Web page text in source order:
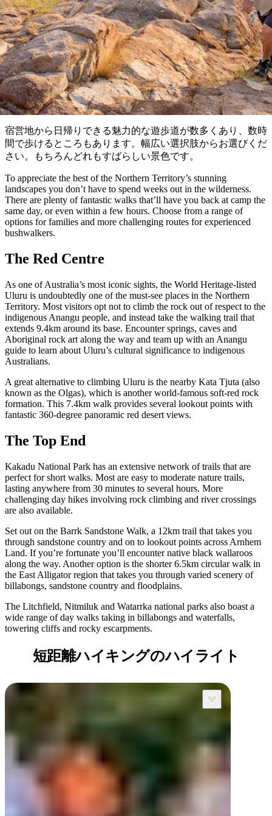
ョ
ン
エ
リ
ア
い
場
所
ア
ウ
ト
バ
ッ
ク
と
ア
ウ
ド
ア
地
域
ご
に
散
策
ア
ク
テ
ィ
ビ
ィ
旅
行
タ
イ
プ
現
地
で
し
た
い
と
旅
行
計
画
す
る
予
約
実
用
的
な
情
報
計
画
ー
ル
検
索:
Sign
宿営地から日帰りできる魅力的な遊歩道が数多くあり、数時
間で歩けるところもあります。幅広い選択肢からお選びくだ
さい。もちろんどれもすばらしい景色です。
To appreciate the best of the Northern Territory’s stunning
landscapes you don’t have to spend weeks out in the wilderness.
There are plenty of fantastic walks that’ll have you back at camp the
same day, or even within a few hours. Choose from a range of
options for families and more challenging routes for experienced
bushwalkers.
The Red Centre
As one of Australia’s most iconic sights, the World Heritage-listed
Uluru is undoubtedly one of the must-see places in the Northern
Territory. Most visitors opt not to climb the rock out of respect to the
indigenous Anangu people, and instead take the walking trail that
extends 9.4km around its base. Encounter springs, caves and
Aboriginal rock art along the way and team up with an Anangu
guide to learn about Uluru’s cultural significance to indigenous
Australians.
A great alternative to climbing Uluru is the nearby Kata Tjuta (also
known as the Olgas), which is another world-famous soft-red rock
formation. This 7.4km walk provides several lookout points with
fantastic 360-degree panoramic red desert views.
The Top End
Kakadu National Park has an extensive network of trails that are
perfect for short walks. Most are easy to moderate nature trails,
lasting anywhere from 30 minutes to several hours. More
challenging day hikes involving rock climbing and river crossings
are also available.
Set out on the Barrk Sandstone Walk, a 12km trail that takes you
through sandstone country and on to lookout points across Arnhem
Land. If you’re fortunate you’ll encounter native black wallaroos
along the way. Another option is the shorter 6.5km circular walk in
the East Alligator region that takes you through varied scenery of
billabongs, sandstone country and floodplains.
The Litchfield, Nitmiluk and Watarrka national parks also boast a
wide range of day walks taking in billabongs and waterfalls,
towering cliffs and rocky escarpments.
短距離ハイキングのハイライト